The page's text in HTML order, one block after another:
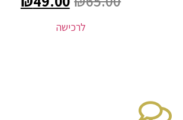
לרכישה